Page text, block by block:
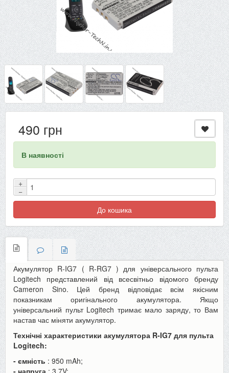
490 грн
В наявності
+
−
До кошика
Акумулятор R-IG7 ( R-RG7) для універсального пульта
Logitech представлений від всесвітньо відомого бренду
Cameron Sino. Цей бренд відповідає всім якісним
показникам оригінального акумулятора. Якщо
універсальний пульт Logitech тримає мало заряду, то Вам
настав час міняти акумулятор.
Технічні характеристики акумулятора R-IG7 для пульта
Logitech:
- ємність : 950 mAh;
- напруга : 3.7V;